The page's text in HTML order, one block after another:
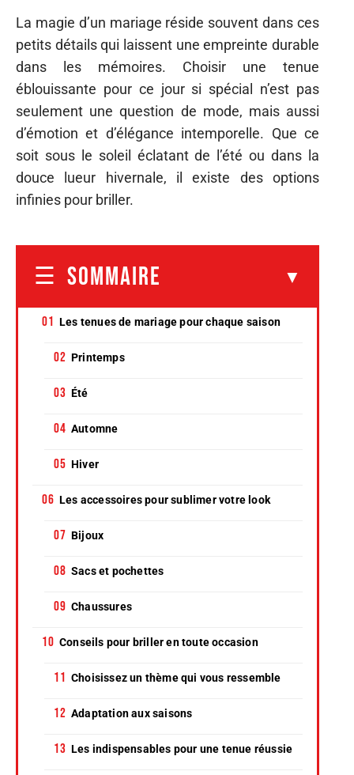
La magie d’un mariage réside souvent dans ces
petits détails qui laissent une empreinte durable
dans les mémoires. Choisir une tenue
éblouissante pour ce jour si spécial n’est pas
seulement une question de mode, mais aussi
d’émotion et d’élégance intemporelle. Que ce
soit sous le soleil éclatant de l’été ou dans la
douce lueur hivernale, il existe des options
infinies pour briller.
SOMMAIRE
Les tenues de mariage pour chaque saison
Printemps
Été
Automne
Hiver
Les accessoires pour sublimer votre look
Bijoux
Sacs et pochettes
Chaussures
Conseils pour briller en toute occasion
Choisissez un thème qui vous ressemble
Adaptation aux saisons
Les indispensables pour une tenue réussie